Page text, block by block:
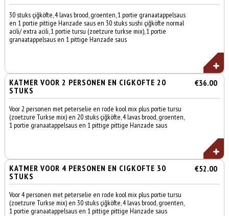
30 stuks çiğköfte, 4 lavas brood, groenten, 1 portie granaatappelsaus
en 1 portie pittige Hanzade saus en 30 stuks sushi çiğköfte normal
acili/ extra acili, 1 portie tursu (zoetzure turkse mix), 1 portie
granaatappelsaus en 1 pittige Hanzade saus
KATMER VOOR 2 PERSONEN EN CIGKOFTE 20
STUKS
€36.00
Voor 2 personen met peterselie en rode kool mix plus portie tursu
(zoetzure Turkse mix) en 20 stuks çiğköfte, 4 lavas brood, groenten,
1 portie granaatappelsaus en 1 pittige pittige Hanzade saus
KATMER VOOR 4 PERSONEN EN CIGKOFTE 30
STUKS
€52.00
Voor 4 personen met peterselie en rode kool mix plus portie tursu
(zoetzure Turkse mix) en 30 stuks çiğköfte, 4 lavas brood, groenten,
1 portie granaatappelsaus en 1 pittige pittige Hanzade saus